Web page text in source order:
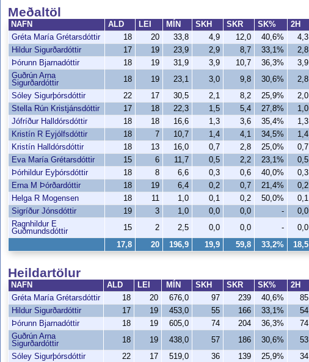
Heildartölur
NAFN ALD LEI MÍN SKH SKR SK% 2H
Gréta María Grétarsdóttir
18 20 676,0 97 239 40,6% 85
Hildur Sigurðardóttir
17 19 453,0 55 166 33,1% 54
Þórunn Bjarnadóttir
18 19 605,0 74 204 36,3% 74
Guðrún Arna
Sigurðardóttir
18 19 438,0 57 186 30,6% 53
Sóley Sigurþórsdóttir
22 17 519,0 36 139 25,9% 34
Meðaltöl
NAFN ALD LEI MÍN SKH SKR SK% 2H
Gréta María Grétarsdóttir
18 20 33,8 4,9 12,0 40,6% 4,3
Hildur Sigurðardóttir
17 19 23,9 2,9 8,7 33,1% 2,8
Þórunn Bjarnadóttir
18 19 31,9 3,9 10,7 36,3% 3,9
Guðrún Arna
Sigurðardóttir
18 19 23,1 3,0 9,8 30,6% 2,8
Sóley Sigurþórsdóttir
22 17 30,5 2,1 8,2 25,9% 2,0
Stella Rún Kristjánsdóttir
17 18 22,3 1,5 5,4 27,8% 1,0
Jófríður Halldórsdóttir
18 18 16,6 1,3 3,6 35,4% 1,3
Kristín R Eyjólfsdóttir
18 7 10,7 1,4 4,1 34,5% 1,4
Kristín Halldórsdóttir
18 13 16,0 0,7 2,8 25,0% 0,7
Eva María Grétarsdóttir
15 6 11,7 0,5 2,2 23,1% 0,5
Þórhildur Eyþórsdóttir
18 8 6,6 0,3 0,6 40,0% 0,3
Erna M Þórðardóttir
18 19 6,4 0,2 0,7 21,4% 0,2
Helga R Mogensen
18 11 1,0 0,1 0,2 50,0% 0,1
Sigríður Jónsdóttir
19 3 1,0 0,0 0,0 - 0,0
Ragnhildur E
Guðmundsdóttir
15 2 2,5 0,0 0,0 - 0,0
17,8 20 196,9 19,9 59,8 33,2% 18,5